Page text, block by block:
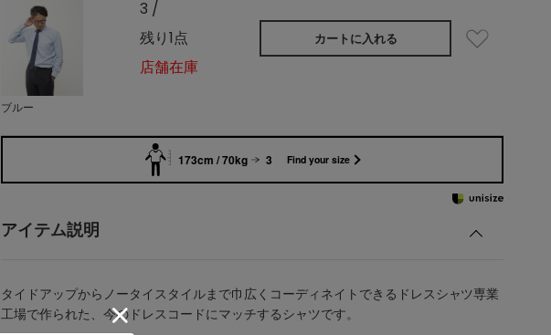
ブルー
3 /
残り1点
店舗在庫
カートに入れる
173cm / 70kg 3 Find your size
アイテム説明
タイドアップからノータイスタイルまで巾広くコーディネイトできるドレスシャツ専業
工場で作られた、今のドレスコードにマッチするシャツです。